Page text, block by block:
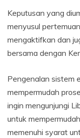
Keputusan yang
menyusul
mengaktifkan dan
bersama dengan
Pengenalan sistem
mempermudah
ingin mengunjungi
untuk
memenuhi syarat